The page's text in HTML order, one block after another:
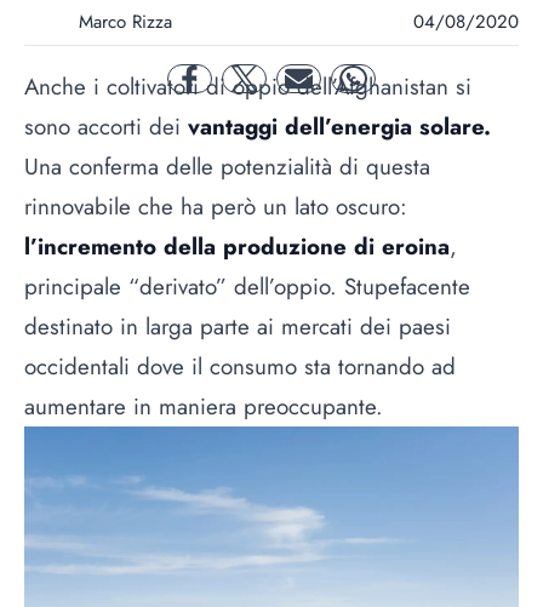
Marco Rizza 04/08/2020
facebooktwitter mail whatsapp
Anche i coltivatori di oppio dell’Afghanistan si
sono accorti dei vantaggi dell’energia solare.
Una conferma delle potenzialità di questa
rinnovabile che ha però un lato oscuro:
l’incremento della produzione di eroina,
principale “derivato” dell’oppio. Stupefacente
destinato in larga parte ai mercati dei paesi
occidentali dove il consumo sta tornando ad
aumentare in maniera preoccupante.